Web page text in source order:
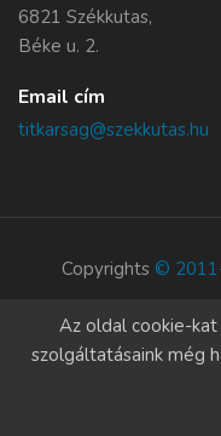
6821 Székkutas,
Béke u. 2.
Email cím
titkarsag@szekkutas.hu
Copyrights ©
Az oldal cookie-
szolgáltatásaink még